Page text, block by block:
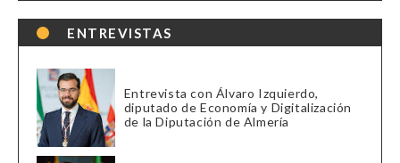
ENTREVISTAS
Entrevista con Álvaro Izquierdo,
diputado de Economía y Digitalización
de la Diputación de Almería